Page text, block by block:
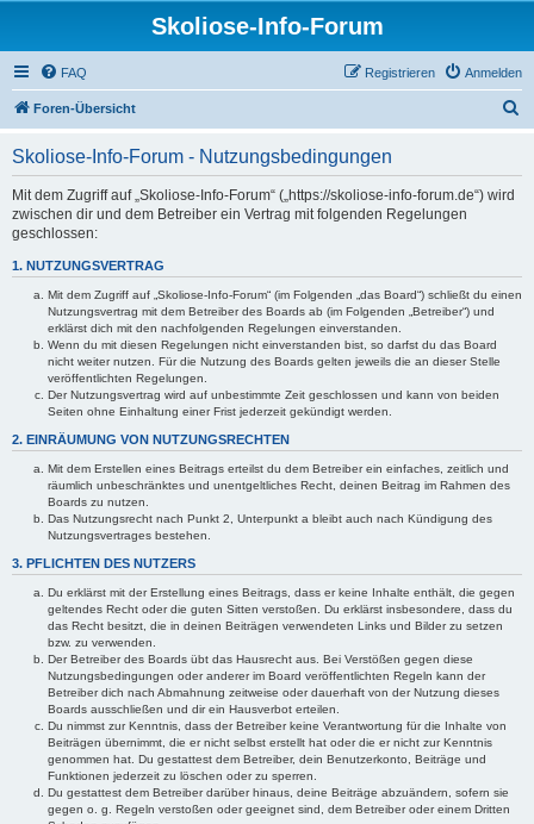
Skoliose-Info-Forum
FAQ Anmelden
Registrieren
Foren-Übersicht
Skoliose-Info-Forum - Nutzungsbedingungen
Mit dem Zugriff auf „Skoliose-Info-Forum“ („https://skoliose-info-forum.de“) wird
zwischen dir und dem Betreiber ein Vertrag mit folgenden Regelungen
geschlossen:
1. NUTZUNGSVERTRAG
Mit dem Zugriff auf „Skoliose-Info-Forum“ (im Folgenden „das Board“) schließt du einen
Nutzungsvertrag mit dem Betreiber des Boards ab (im Folgenden „Betreiber“) und
erklärst dich mit den nachfolgenden Regelungen einverstanden.
Wenn du mit diesen Regelungen nicht einverstanden bist, so darfst du das Board
nicht weiter nutzen. Für die Nutzung des Boards gelten jeweils die an dieser Stelle
veröffentlichten Regelungen.
Der Nutzungsvertrag wird auf unbestimmte Zeit geschlossen und kann von beiden
Seiten ohne Einhaltung einer Frist jederzeit gekündigt werden.
2. EINRÄUMUNG VON NUTZUNGSRECHTEN
Mit dem Erstellen eines Beitrags erteilst du dem Betreiber ein einfaches, zeitlich und
räumlich unbeschränktes und unentgeltliches Recht, deinen Beitrag im Rahmen des
Boards zu nutzen.
Das Nutzungsrecht nach Punkt 2, Unterpunkt a bleibt auch nach Kündigung des
Nutzungsvertrages bestehen.
3. PFLICHTEN DES NUTZERS
Du erklärst mit der Erstellung eines Beitrags, dass er keine Inhalte enthält, die gegen
geltendes Recht oder die guten Sitten verstoßen. Du erklärst insbesondere, dass du
das Recht besitzt, die in deinen Beiträgen verwendeten Links und Bilder zu setzen
bzw. zu verwenden.
Der Betreiber des Boards übt das Hausrecht aus. Bei Verstößen gegen diese
Nutzungsbedingungen oder anderer im Board veröffentlichten Regeln kann der
Betreiber dich nach Abmahnung zeitweise oder dauerhaft von der Nutzung dieses
Boards ausschließen und dir ein Hausverbot erteilen.
Du nimmst zur Kenntnis, dass der Betreiber keine Verantwortung für die Inhalte von
Beiträgen übernimmt, die er nicht selbst erstellt hat oder die er nicht zur Kenntnis
genommen hat. Du gestattest dem Betreiber, dein Benutzerkonto, Beiträge und
Funktionen jederzeit zu löschen oder zu sperren.
Du gestattest dem Betreiber darüber hinaus, deine Beiträge abzuändern, sofern sie
gegen o. g. Regeln verstoßen oder geeignet sind, dem Betreiber oder einem Dritten